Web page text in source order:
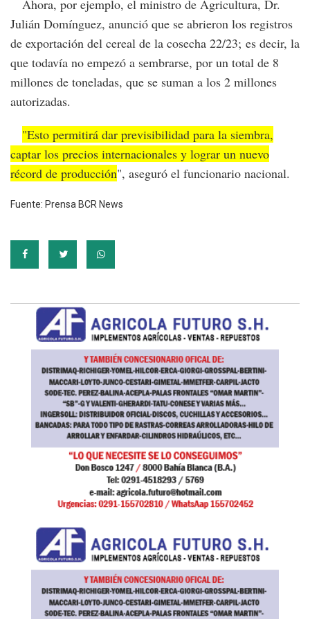
Ahora, por ejemplo, el ministro de Agricultura, Dr.
Julián Domínguez, anunció que se abrieron los registros
de exportación del cereal de la cosecha 22/23; es decir, la
que todavía no empezó a sembrarse, por un total de 8
millones de toneladas, que se suman a los 2 millones
autorizadas.
"Esto permitirá dar previsibilidad para la siembra,
captar los precios internacionales y lograr un nuevo
récord de producción", aseguró el funcionario nacional.
Fuente: Prensa BCR News